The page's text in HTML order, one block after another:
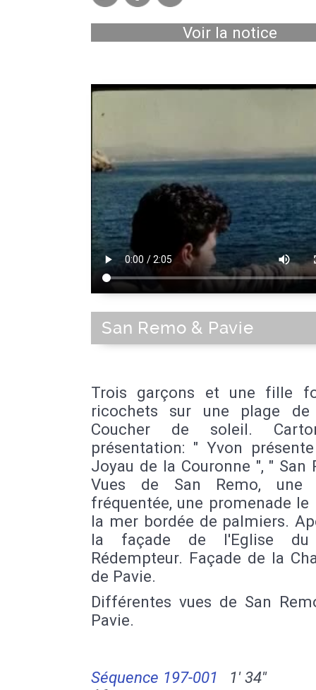
Voir la notice
San Remo & Pavie
Trois garçons et une fille
ricochets sur une plage de
Coucher de soleil.
présentation: " Yvon
Joyau de la Couronne ", " San
Vues de San Remo, une
fréquentée, une promenade le
la mer bordée de palmiers.
la façade de l'Eglise du
Rédempteur. Façade de la
de Pavie.
Différentes vues de San
Pavie.
Séquence 197-001
1' 34''